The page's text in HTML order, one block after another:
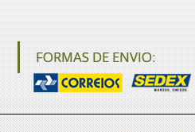
FORMAS DE ENVIO: